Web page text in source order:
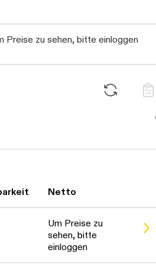
Preise zu sehen, bitte einloggen Daten
Netto
Um Preise zu
sehen, bitte
einloggen